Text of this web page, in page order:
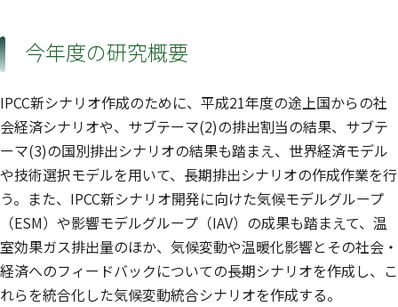
今年度の研究概要
IPCC新シナリオ作成のために、平成21年度の途上国からの社
会経済シナリオや、サブテーマ(2)の排出割当の結果、サブテ
ーマ(3)の国別排出シナリオの結果も踏まえ、世界経済モデル
や技術選択モデルを用いて、長期排出シナリオの作成作業を行
う。また、IPCC新シナリオ開発に向けた気候モデルグループ
（ESM）や影響モデルグループ（IAV）の成果も踏まえて、温
室効果ガス排出量のほか、気候変動や温暖化影響とその社会・
経済へのフィードバックについての長期シナリオを作成し、こ
れらを統合化した気候変動統合シナリオを作成する。